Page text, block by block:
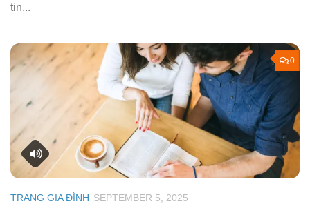
tin...
0
TRANG GIA ĐÌNH SEPTEMBER 5, 2025